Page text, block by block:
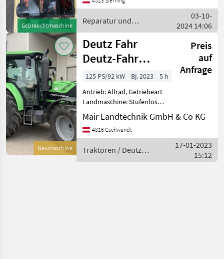
Gebrauchtmaschine
0.010.4425.0/30 Reparatur
Reparatur und
Ersatzteile / Deutz Fahr
03-10-
2024 14:06
Neumaschine
Deutz Fahr
Deutz-Fahr
6125c TTV
Preis
auf
Anfrage
125 PS/92 kW Bj. 2023
5 h
Antrieb: Allrad, Getriebeart
Landmaschine: Stufenloses
Getriebe, Plattform: Kabine,
Zapfwellendrehzahl:
540/750/1000,
km/h: 50 km/h, Aufladung:
T
Mair Landtechnik GmbH & Co KG
4816 Gschwandt
Traktoren / Deutz
Fahr
17-01-2023
15:12